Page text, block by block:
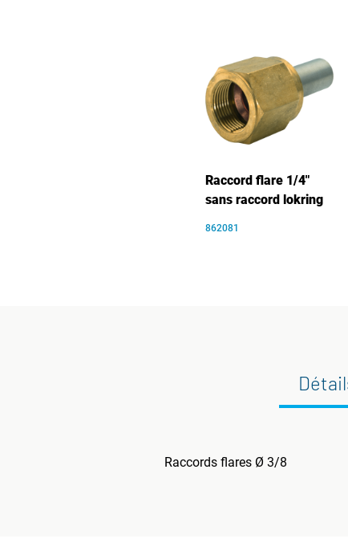
Raccord flare 1/4"
sans raccord lokring
862081
Raccords flares Ø 3/8